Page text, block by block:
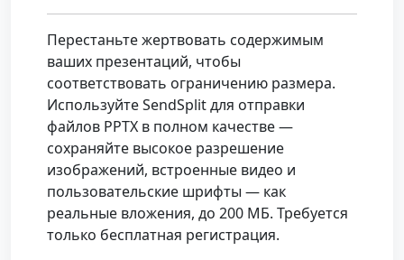
Перестаньте жертвовать содержимым
ваших презентаций, чтобы
соответствовать ограничению размера.
Используйте SendSplit для отправки
файлов PPTX в полном качестве —
сохраняйте высокое разрешение
изображений, встроенные видео и
пользовательские шрифты — как
реальные вложения, до 200 МБ. Требуется
только бесплатная регистрация.